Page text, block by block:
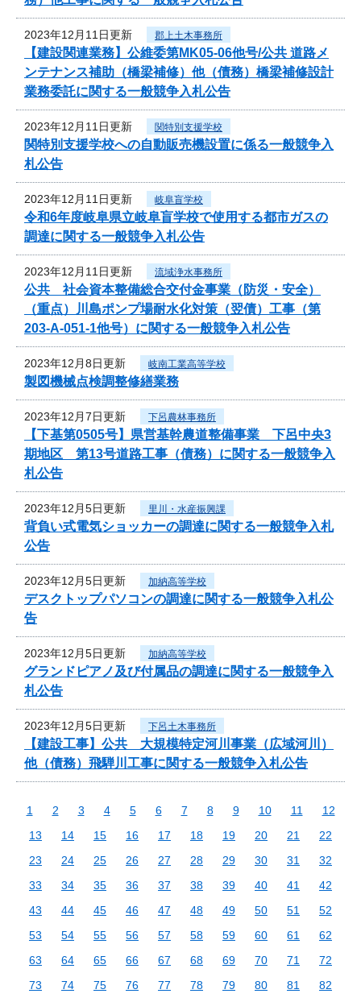
2023年12月11日更新 郡上土木事務所
【建設関連業務】公維委第MK05-06他号/公共 道路メ
ンテナンス補助（橋梁補修）他（債務）橋梁補修設計
業務委託に関する一般競争入札公告
2023年12月11日更新 関特別支援学校
関特別支援学校への自動販売機設置に係る一般競争入
札公告
2023年12月11日更新 岐阜盲学校
令和6年度岐阜県立岐阜盲学校で使用する都市ガスの
調達に関する一般競争入札公告
2023年12月11日更新 流域浄水事務所
公共 社会資本整備総合交付金事業（防災・安全）
（重点）川島ポンプ場耐水化対策（翌債）工事（第
203-A-051-1他号）に関する一般競争入札公告
2023年12月8日更新 岐南工業高等学校
製図機械点検調整修繕業務
2023年12月7日更新 下呂農林事務所
【下基第0505号】県営基幹農道整備事業 下呂中央3
期地区 第13号道路工事（債務）に関する一般競争入
札公告
2023年12月5日更新 里川・水産振興課
背負い式電気ショッカーの調達に関する一般競争入札
公告
2023年12月5日更新 加納高等学校
デスクトップパソコンの調達に関する一般競争入札公
告
2023年12月5日更新 加納高等学校
グランドピアノ及び付属品の調達に関する一般競争入
札公告
2023年12月5日更新 下呂土木事務所
【建設工事】公共 大規模特定河川事業（広域河川）
他（債務）飛騨川工事に関する一般競争入札公告
1 2 3 4 5 6 7 8 9 10 11
12
13
14 15 16 17 18 19 20 21
22
23
24 25 26 27 28 29 30 31
32
33
34 35 36 37 38 39 40 41
42
43
44 45 46 47 48 49 50 51
52
53
54 55 56 57 58 59 60 61
62
63
64 65 66 67 68 69 70 71
72
73
74 75 76 77 78 79 80 81
82